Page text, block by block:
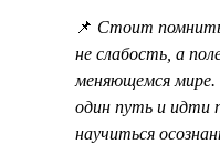
📌 Стоит
не слабость, а
меняющемся мире.
один путь и идти
научиться